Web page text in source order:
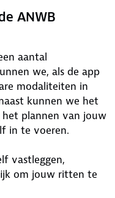
ANWB
aantal
we, als de app
modaliteiten in
kunnen we het
plannen van jouw
in te voeren.
vastleggen,
om jouw ritten te